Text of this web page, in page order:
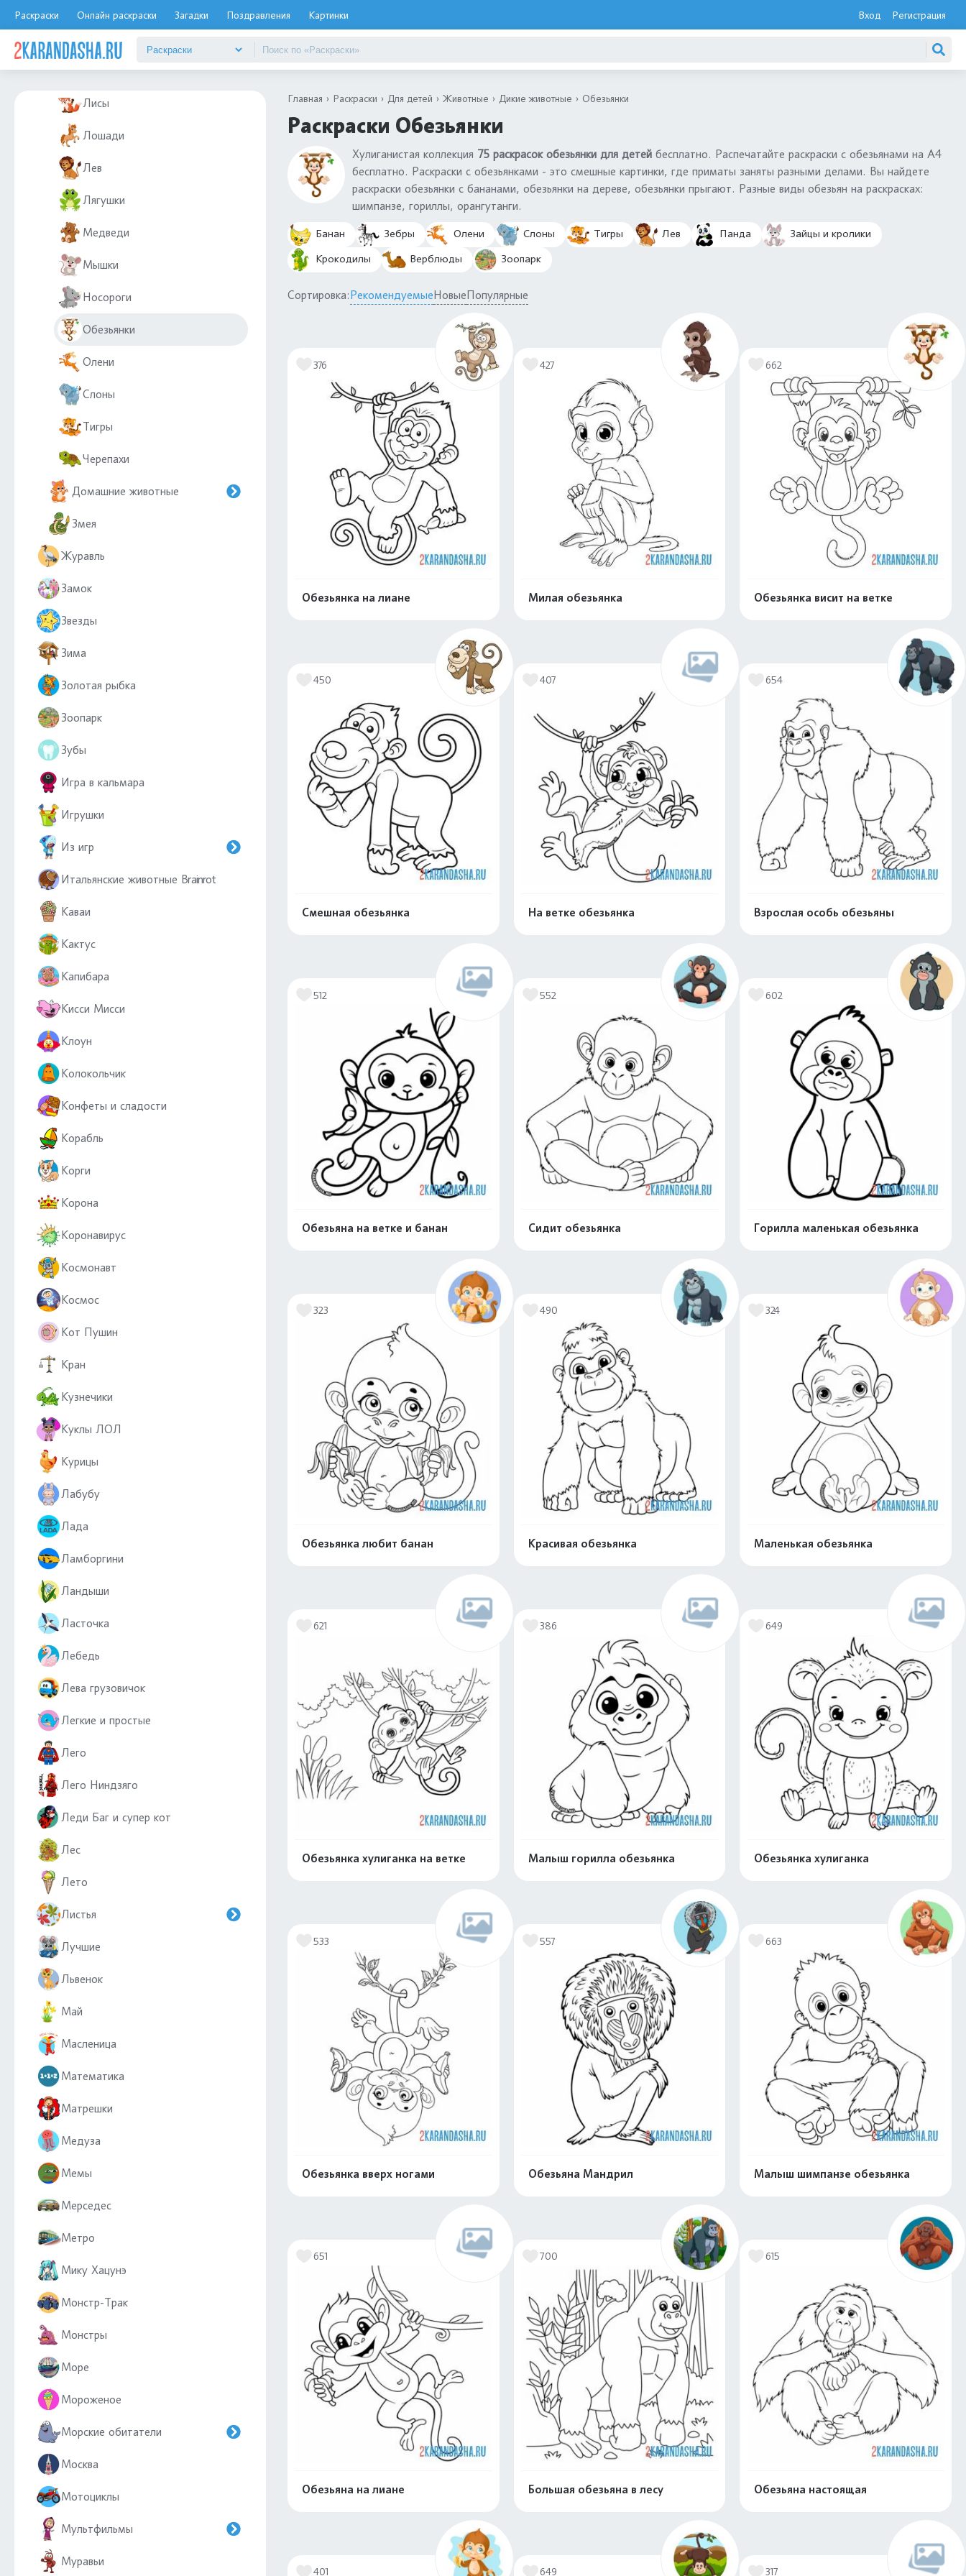
Раскраски Онлайн раскраски Загадки Поздравления Картинки Вход Регистрация
Крокодилы
Лисы
Лошади
Лев
Лягушки
Медведи
Мышки
Носороги
Обезьянки
Олени
Слоны
Тигры
Черепахи
Домашние животные
Змея
Журавль
Замок
Звезды
Зима
Золотая рыбка
Зоопарк
Зубы
Игра в кальмара
Игрушки
Из игр
Итальянские животные Brainrot
Каваи
Кактус
Капибара
Кисси Мисси
Клоун
Колокольчик
Конфеты и сладости
Корабль
Корги
Корона
Коронавирус
Космонавт
Космос
Кот Пушин
Кран
Кузнечики
Куклы ЛОЛ
Курицы
Лабубу
Лада
Ламборгини
Ландыши
Ласточка
Лебедь
Лева грузовичок
Легкие и простые
Лего
Лего Ниндзяго
Леди Баг и супер кот
Лес
Лето
Листья
Лучшие
Львенок
Май
Масленица
Математика
Матрешки
Медуза
Мемы
Мерседес
Метро
Мику Хацунэ
Монстр-Трак
Монстры
Море
Мороженое
Морские обитатели
Москва
Мотоциклы
Мультфильмы
Муравьи
Главная Раскраски Для детей Животные Дикие животные Обезьянки
Раскраски Обезьянки
Хулиганистая коллекция 75 раскрасок обезьянки для детей бесплатно. Распечатайте раскраски с обезьянами на А4
бесплатно. Раскраски с обезьянками - это смешные картинки, где приматы заняты разными делами. Вы найдете
раскраски обезьянки с бананами, обезьянки на дереве, обезьянки прыгают. Разные виды обезьян на раскрасках:
шимпанзе, гориллы, орангутанги.
Банан Зебры Олени Слоны Тигры Лев Панда
Зайцы и кролики
Крокодилы
Верблюды Зоопарк
Сортировка:РекомендуемыеНовыеПопулярные
376
Обезьянка на лиане
427
Милая обезьянка
662
Обезьянка висит на ветке
450
Смешная обезьянка
407
На ветке обезьянка
654
Взрослая особь обезьяны
512
Обезьяна на ветке и банан
552
Сидит обезьянка
602
Горилла маленькая обезьянка
323
Обезьянка любит банан
490
Красивая обезьянка
324
Маленькая обезьянка
621
Обезьянка хулиганка на ветке
386
Малыш горилла обезьянка
649
Обезьянка хулиганка
533
Обезьянка вверх ногами
557
Обезьяна Мандрил
663
Малыш шимпанзе обезьянка
651
Обезьяна на лиане
Распечатать и скачать
700
Большая обезьяна в лесу
615
Обезьяна настоящая
401 649 317